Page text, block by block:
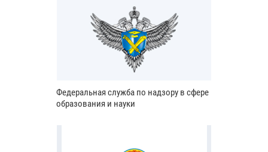
Федеральная служба по надзору в сфере
образования и науки